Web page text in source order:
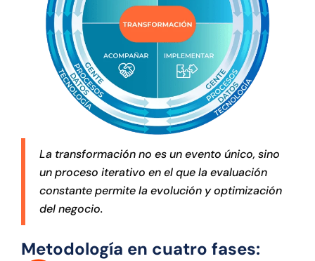
La transformación no es un evento único, sino
un proceso iterativo en el que la evaluación
constante permite la evolución y optimización
del negocio.
Metodología en cuatro fases: